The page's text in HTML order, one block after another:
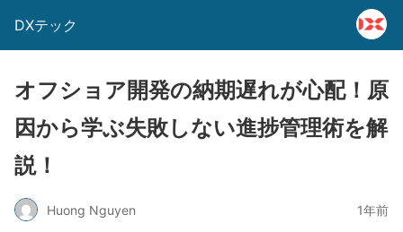
DXテック
オフショア開発の納期遅れが心配！原
因から学ぶ失敗しない進捗管理術を解
説！
Huong Nguyen 1年前